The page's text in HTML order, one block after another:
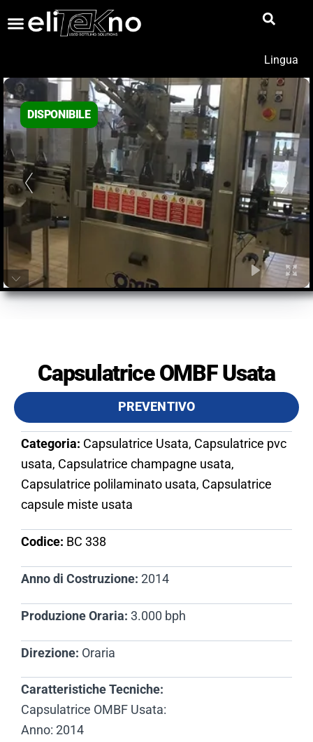
Lingua
DISPONIBILE
Capsulatrice OMBF Usata
PREVENTIVO
Categoria: Capsulatrice Usata, Capsulatrice pvc
usata, Capsulatrice champagne usata,
Capsulatrice polilaminato usata, Capsulatrice
capsule miste usata
Codice: BC 338​
Anno di Costruzione: 2014
Produzione Oraria: 3.000 bph
Direzione: Oraria
Caratteristiche Tecniche:
Capsulatrice OMBF Usata:
Anno: 2014